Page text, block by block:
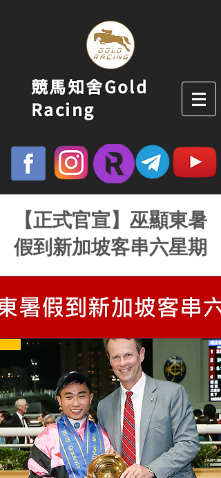
競馬知舍Gold
Racing
【正式官宣】巫顯東暑
假到新加坡客串六星期